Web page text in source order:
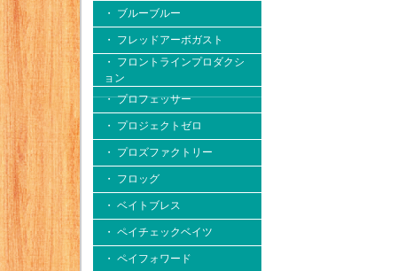
・ ブルーブルー
・ フレッドアーボガスト
・ フロントラインプロダクシ
ョン
・ プロフェッサー
・ プロジェクトゼロ
・ プロズファクトリー
・ フロッグ
・ ベイトブレス
・ ペイチェックベイツ
・ ペイフォワード